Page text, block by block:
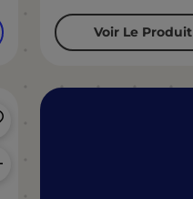
Voir Le Produit
Ajouter